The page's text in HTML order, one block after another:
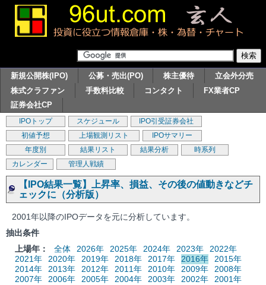
新規公開株(IPO) 公募・売出(PO) 株主優待
立会外分売
株式クラファン
手数料比較 コンタクト
FX業者CP
証券会社CP
IPOトップ スケジュール
IPO引受証券会社
初値予想
上場観測リスト
IPOサマリー
年度別
結果リスト 結果分析
時系列
カレンダー
管理人戦績
【IPO結果一覧】上昇率、損益、その後の値動きなどチ
ェックに（分析版）
2001年以降のIPOデータを元に分析しています。
抽出条件
上場年：
全体 2026年 2025年 2024年 2023年
2022年
2021年
2020年 2019年 2018年 2017年 2016年
2015年
2014年
2013年 2012年 2011年 2010年 2009年
2008年
2007年
2006年 2005年 2004年 2003年 2002年
2001年